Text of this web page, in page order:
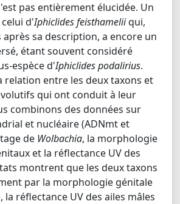
pas entièrement élucidée. Un
d'Iphiclides feisthameliiqui,
après sa description, a encore un
étant souvent considéré
espèce d'Iphiclides podalirius.
relation entre les deux taxons et
qui ont conduit à leur
combinons des données sur
et nucléaire (ADNmt et
de Wolbachia, la morphologie
et la réflectance UV des
montrent que les deux taxons
par la morphologie génitale
la réflectance UV des ailes mâles